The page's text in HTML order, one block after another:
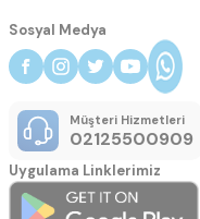
Sosyal Medya
Müşteri Hizmetleri
02125500909
Uygulama Linklerimiz